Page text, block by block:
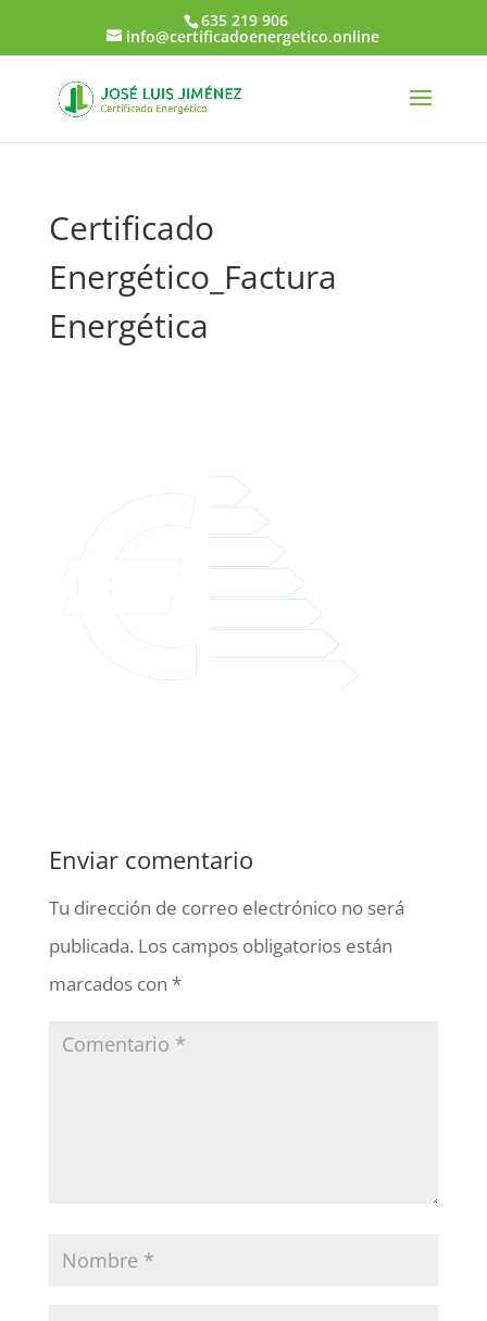
635 219 906
info@certificadoenergetico.online
Certificado
Energético_Factura
Energética
Enviar comentario
Tu dirección de correo electrónico no será
publicada. Los campos obligatorios están
marcados con *